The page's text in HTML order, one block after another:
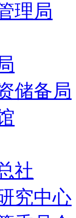
理局
储备局
社
究中心